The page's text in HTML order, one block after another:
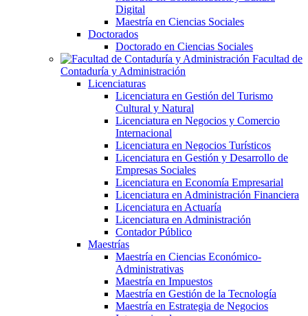
Digital
Maestría en Ciencias Sociales
Doctorados
Doctorado en Ciencias Sociales
Facultad de
Contaduría y Administración
Licenciaturas
Licenciatura en Gestión del Turismo
Cultural y Natural
Licenciatura en Negocios y Comercio
Internacional
Licenciatura en Negocios Turísticos
Licenciatura en Gestión y Desarrollo de
Empresas Sociales
Licenciatura en Economía Empresarial
Licenciatura en Administración Financiera
Licenciatura en Actuaría
Licenciatura en Administración
Contador Público
Maestrías
Maestría en Ciencias Económico-
Administrativas
Maestría en Impuestos
Maestría en Gestión de la Tecnología
Maestría en Estrategia de Negocios